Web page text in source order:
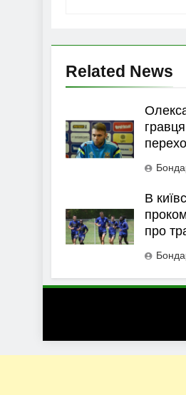
Related News
В
про